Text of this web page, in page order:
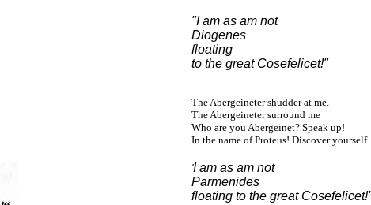
"I am as am not
Diogenes
floating
to the great Cosefelicet!"
The Abergeineter shudder at me.
The Abergeineter surround me
Who are you Abergeinet? Speak up!
In the name of Proteus! Discover yourself.
'I am as am not
Parmenides
floating to the great Cosefelicet!'